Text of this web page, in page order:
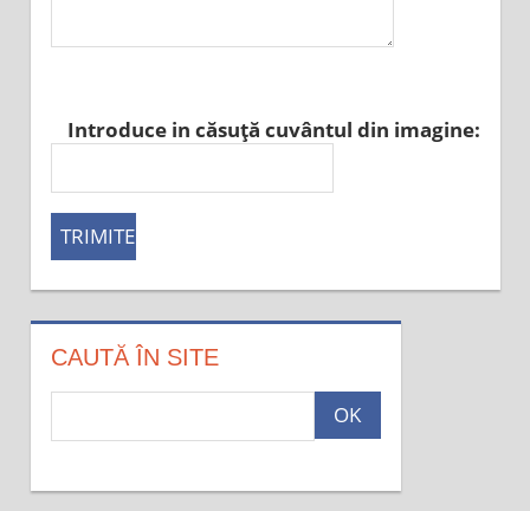
Introduce in căsuţă cuvântul din imagine:
CAUTĂ ÎN SITE
t